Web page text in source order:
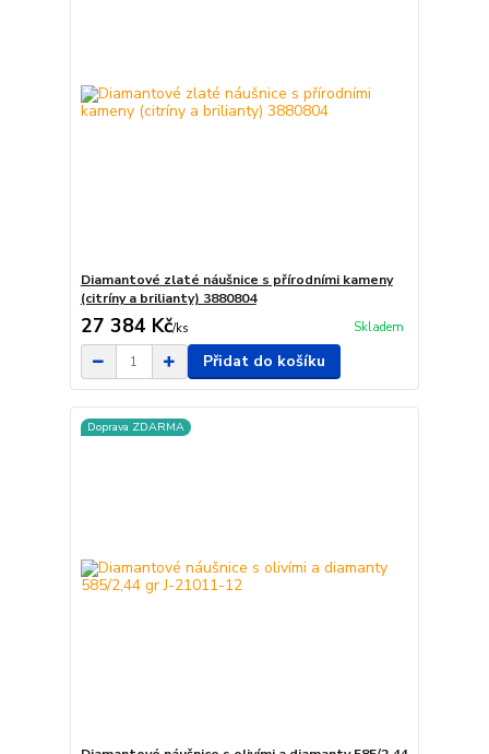
Diamantové zlaté náušnice s přírodními kameny
(citríny a brilianty) 3880804
27 384 Kč/ks Skladem
Přidat do košíku
Doprava ZDARMA